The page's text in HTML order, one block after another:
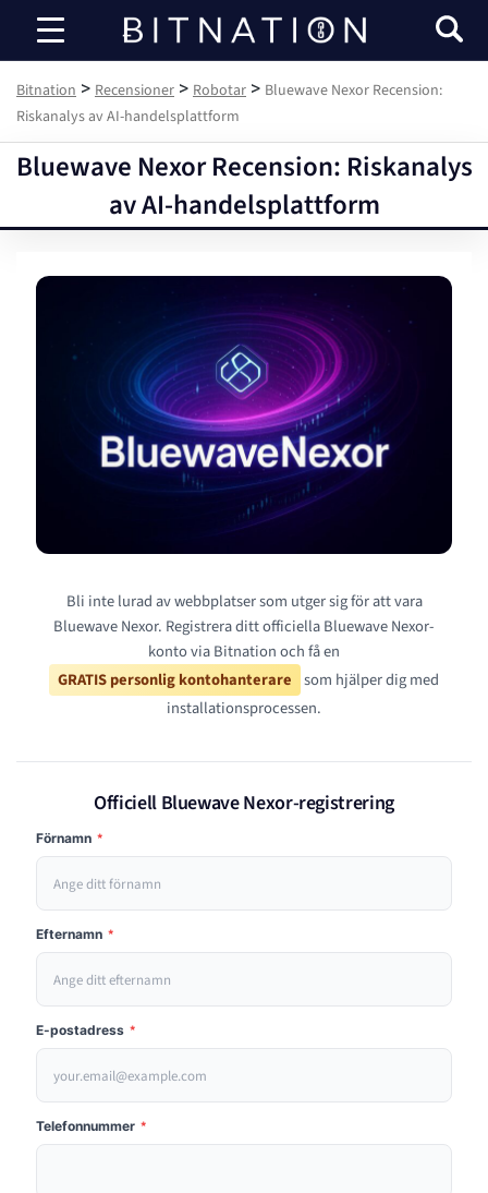
Bitnation
Bitnation > Recensioner > Robotar > Bluewave Nexor Recension:
Riskanalys av AI-handelsplattform
Bluewave Nexor Recension: Riskanalys
av AI-handelsplattform
Bli inte lurad av webbplatser som utger sig för att vara
Bluewave Nexor. Registrera ditt officiella Bluewave Nexor-
konto via Bitnation och få en
GRATIS personlig kontohanterare som hjälper dig med
installationsprocessen.
Officiell Bluewave Nexor-registrering
Förnamn *
Efternamn *
E-postadress *
Telefonnummer *